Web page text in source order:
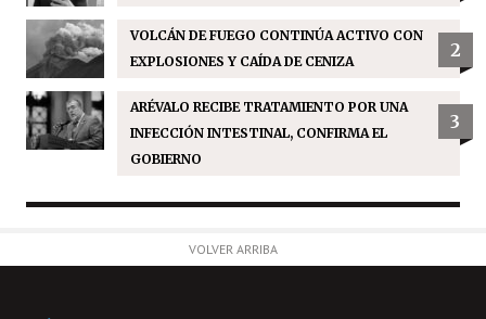
VOLCÁN DE FUEGO CONTINÚA ACTIVO CON
EXPLOSIONES Y CAÍDA DE CENIZA
2
ARÉVALO RECIBE TRATAMIENTO POR UNA
INFECCIÓN INTESTINAL, CONFIRMA EL
GOBIERNO
3
VOLVER ARRIBA